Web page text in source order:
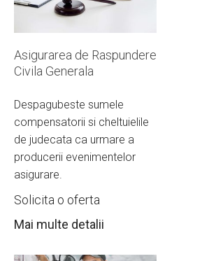
Asigurarea de Raspundere
Civila Generala
Despagubeste sumele
compensatorii si cheltuielile
de judecata ca urmare a
producerii evenimentelor
asigurare.
Solicita o oferta
Mai multe detalii